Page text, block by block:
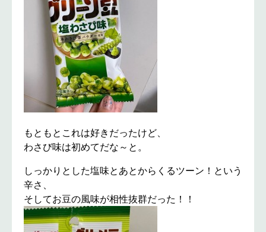
もともとこれは好きだったけど、
わさび味は初めてだな～と。
しっかりとした塩味とあとからくるツーン！という
辛さ、
そしてお豆の風味が相性抜群だった！！